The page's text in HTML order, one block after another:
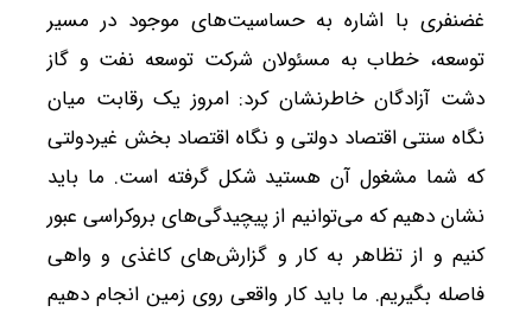
غضنفری با اشاره به حساسیت‌های موجود در مسیر
توسعه، خطاب به مسئولان شرکت توسعه نفت و گاز
دشت آزادگان خاطرنشان کرد: امروز یک رقابت میان
نگاه سنتی اقتصاد دولتی و نگاه اقتصاد بخش غیردولتی
که شما مشغول آن هستید شکل گرفته است. ما باید
نشان دهیم که می‌توانیم از پیچیدگی‌های بروکراسی عبور
کنیم و از تظاهر به کار و گزارش‌های کاغذی و واهی
فاصله بگیریم. ما باید کار واقعی روی زمین انجام ‌دهیم